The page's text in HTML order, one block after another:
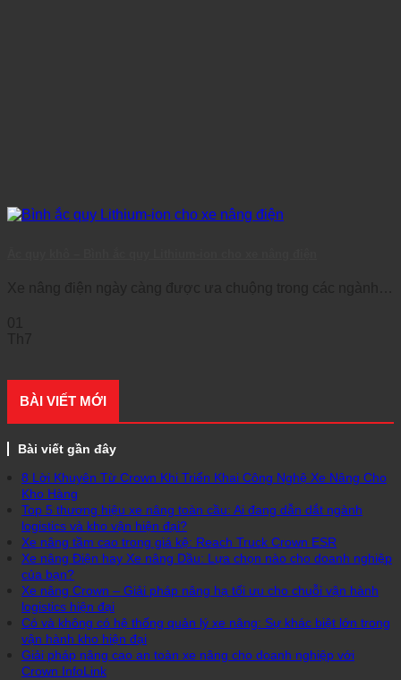
BÀI VIẾT MỚI
Bài viết gần đây
8 Lời Khuyên Từ Crown Khi Triển Khai Công Nghệ Xe Nâng Cho
Kho Hàng
Top 5 thương hiệu xe nâng toàn cầu: Ai đang dẫn dắt ngành
logistics và kho vận hiện đại?
Xe nâng tầm cao trong giá kệ: Reach Truck Crown ESR
Xe nâng Điện hay Xe nâng Dầu: Lựa chọn nào cho doanh nghiệp
của bạn?
Xe nâng Crown – Giải pháp nâng hạ tối ưu cho chuỗi vận hành
logistics hiện đại
Có và không có hệ thống quản lý xe nâng: Sự khác biệt lớn trong
vận hành kho hiện đại
Giải pháp nâng cao an toàn xe nâng cho doanh nghiệp với
Crown InfoLink